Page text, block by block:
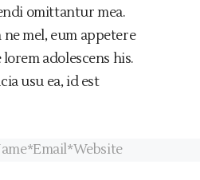
omittantur mea.
mel, eum appetere
adolescens his.
usu ea, id est